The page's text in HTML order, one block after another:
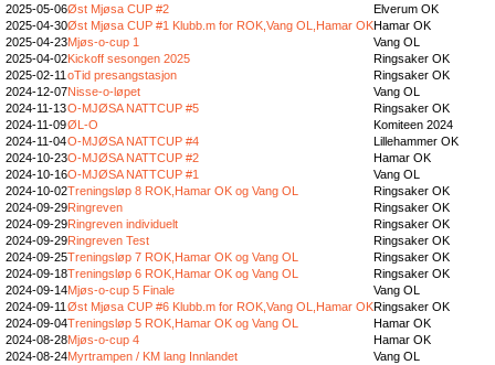
2025-05-06Øst Mjøsa CUP #2
Elverum OK
2025-04-30Øst Mjøsa CUP #1 Klubb.m for ROK,Vang OL,Hamar OKHamar OK
2025-04-23Mjøs-o-cup 1
Vang OL
2025-04-02Kickoff sesongen 2025
Ringsaker OK
2025-02-11 oTid presangstasjon
Ringsaker OK
2024-12-07Nisse-o-løpet
Vang OL
2024-11-13O-MJØSA NATTCUP #5
Ringsaker OK
2024-11-09ØL-O
Komiteen 2024
2024-11-04O-MJØSA NATTCUP #4
Lillehammer OK
2024-10-23O-MJØSA NATTCUP #2
Hamar OK
2024-10-16O-MJØSA NATTCUP #1
Vang OL
2024-10-02Treningsløp 8 ROK,Hamar OK og Vang OL
Ringsaker OK
2024-09-29Ringreven
Ringsaker OK
2024-09-29Ringreven individuelt
Ringsaker OK
2024-09-29Ringreven Test
Ringsaker OK
2024-09-25Treningsløp 7 ROK,Hamar OK og Vang OL
Ringsaker OK
2024-09-18Treningsløp 6 ROK,Hamar OK og Vang OL
Ringsaker OK
2024-09-14Mjøs-o-cup 5 Finale
Vang OL
2024-09-11 Øst Mjøsa CUP #6 Klubb.m for ROK,Vang OL,Hamar OKRingsaker OK
2024-09-04Treningsløp 5 ROK,Hamar OK og Vang OL
Hamar OK
2024-08-28Mjøs-o-cup 4
Hamar OK
2024-08-24Myrtrampen / KM lang Innlandet
Vang OL